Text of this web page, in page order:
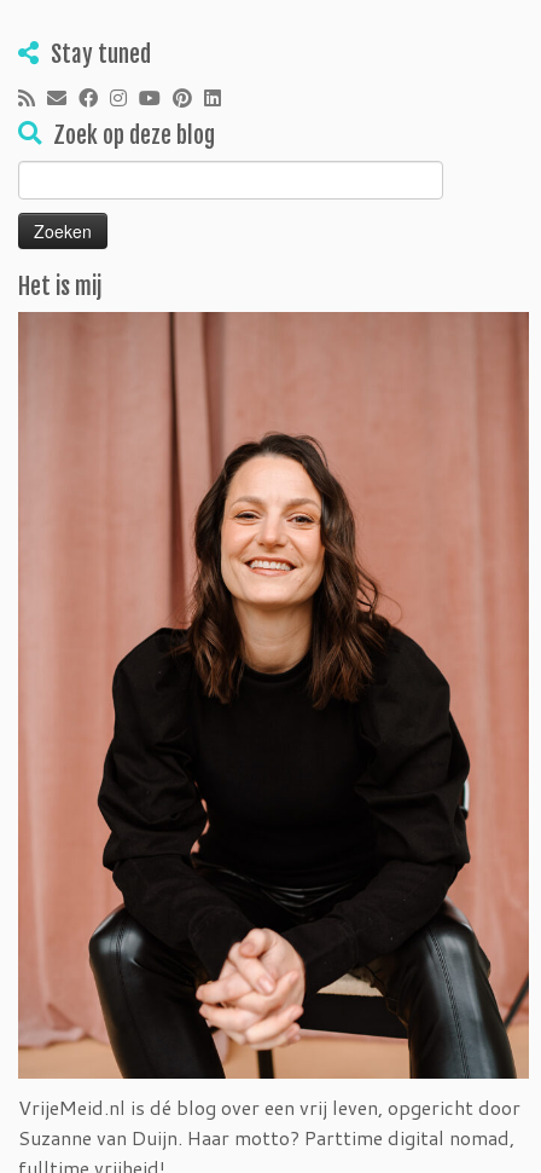
Stay tuned
Zoek op deze blog
Zoeken
naar:
Het is mij
VrijeMeid.nl is dé blog over een vrij leven, opgericht door
Suzanne van Duijn. Haar motto? Parttime digital nomad,